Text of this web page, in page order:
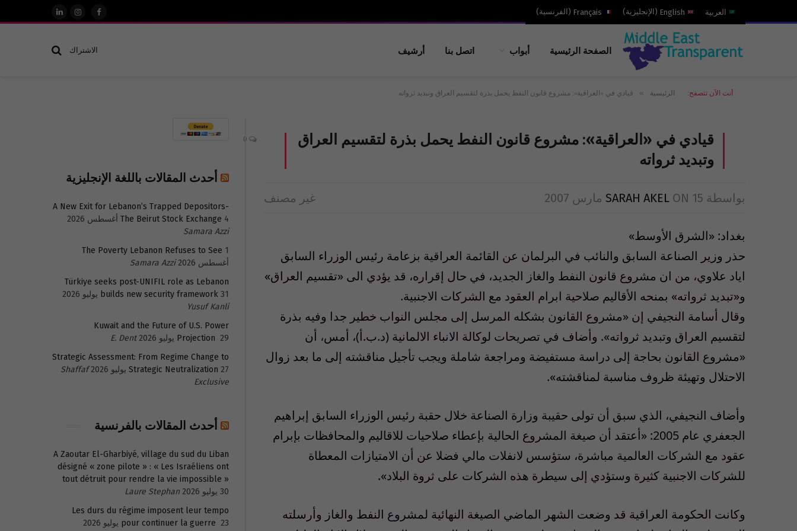
العربية English
( الإنجليزية)
Français
( الفرنسية)
فيسبوكالانستغرام
لينكدإن
الصفحة الرئيسية أبواب اتصل بنا أرشيف الاشتراك
أنت الآن تتصفح: الرئيسية » قيادي في «العراقية»: مشروع قانون النفط يحمل بذرة لتقسيم العراق وتبديد ثرواته
قيادي في «العراقية»: مشروع قانون النفط يحمل بذرة لتقسيم العراق
وتبديد ثرواته
بواسطة SARAH AKEL ON 15 مارس 2007 غير مصنف
بغداد: «الشرق الأوسط»
حذر وزير الصناعة السابق والنائب في البرلمان عن القائمة العراقية بزعامة رئيس الوزراء السابق
اياد علاوي، من ان مشروع قانون النفط والغاز الجديد، في حال إقراره، قد يؤدي الى «تقسيم العراق»
و«تبديد ثرواته» بمنحه الأقاليم صلاحية ابرام العقود مع الشركات الاجنبية.
وقال أسامة النجيفي إن «مشروع القانون بشكله المرسل إلى مجلس النواب خطير جدا وفيه بذرة
لتقسيم العراق وتبديد ثرواته». وأضاف في تصريحات لوكالة الانباء الالمانية (د.ب.أ)، أمس، أن
«مشروع القانون بحاجة إلى دراسة مستفيضة ومراجعة شاملة ويجب تأجيل مناقشته إلى ما بعد زوال
الاحتلال وتهيئة ظروف مناسبة لمناقشته».
وأضاف النجيفي، الذي سبق أن تولى حقيبة وزارة الصناعة خلال حقبة رئيس الوزراء السابق إبراهيم
الجعفري عام 2005: «أعتقد أن صيغة المشروع الحالية بإعطاء صلاحيات للاقاليم والمحافظات بإبرام
عقود مع الشركات العالمية مباشرة، ستؤسس لانفلات مالي فضلا عن أن الامتيازات المعطاة
للشركات الاجنبية كثيرة وستؤدي إلى سيطرة هذه الشركات على ثروة البلاد».
وكانت الحكومة العراقية قد وضعت الشهر الماضي الصيغة النهائية لمشروع النفط والغاز وأرسلته
أحدث المقالات باللغة الإنجليزية
A New Exit for Lebanon’s Trapped Depositors-
The Beirut Stock Exchange 4 أغسطس 2026
Samara Azzi
The Poverty Lebanon Refuses to See 1
أغسطس 2026
Samara Azzi
Türkiye seeks post-UNIFIL role as Lebanon
builds new security framework 31 يوليو 2026
Yusuf Kanli
Kuwait and the Future of U.S. Power
Projection 29 يوليو 2026
E. Dent
Strategic Assessment: From Regime Change to
Strategic Neutralization 27 يوليو 2026
Shaffaf
Exclusive
أحدث المقالات بالفرنسية
A Zaoutar El-Gharbiyé, village du sud du Liban
désigné « zone pilote » : « Les Israéliens ont
tout détruit pour rendre la vie impossible »
30 يوليو 2026
Laure Stephan
Les durs du régime imposent leur tempo
pour continuer la guerre 23 يوليو 2026